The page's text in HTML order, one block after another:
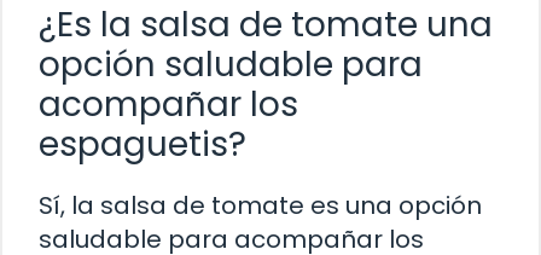
¿Es la salsa de tomate una
opción saludable para
acompañar los
espaguetis?
Sí, la salsa de tomate es una opción
saludable para acompañar los